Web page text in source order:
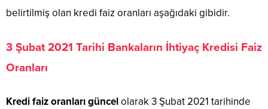
belirtilmiş olan kredi faiz oranları aşağıdaki gibidir.
3 Şubat 2021 Tarihi Bankaların İhtiyaç Kredisi Faiz
Oranları
Kredi faiz oranları güncelolarak 3 Şubat 2021 tarihinde